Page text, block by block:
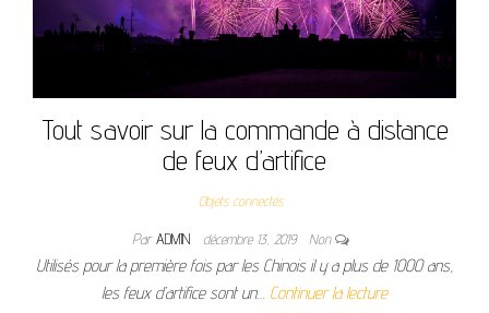
Tout savoir sur la commande à distance
de feux d’artifice
Objets connectés
ParADMIN décembre 13, 2019 Non
Utilisés pour la première fois par les Chinois il y a plus de 1000 ans,
les feux d’artifice sont un… Continuer la lecture